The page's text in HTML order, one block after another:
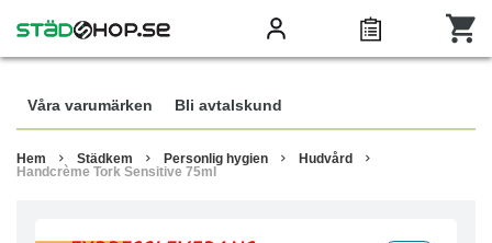
Våra varumärken Bli avtalskund
Hem Städkem Personlig hygien
Hudvård
Handcrème Tork Sensitive 75ml